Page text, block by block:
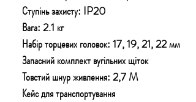
Ступінь захисту: IP20
Вага: 2.1 кг
Набір торцевих головок: 17, 19, 21, 22 мм
Запасний комплект вугільних щіток
Товстий шнур живлення: 2,7 M
Кейс для транспортування